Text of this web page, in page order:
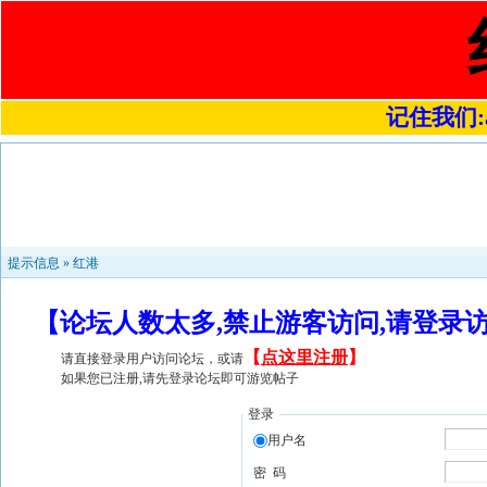
记住我们
提示信息 » 红港
【论坛人数太多,禁止游客访问,请登
请直接登录用户访问论坛，或请 【 点这里注册】
如果您已注册,请先登录论坛即可游览帖子
登录
用户名
密 码